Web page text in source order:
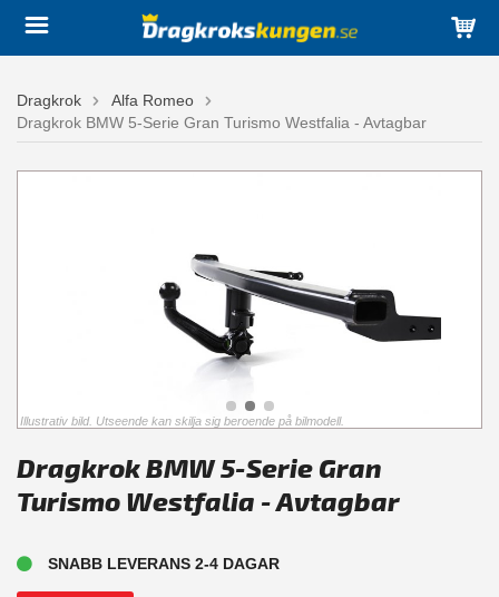
Dragkrok
Alfa Romeo
Dragkrok BMW 5-Serie Gran Turismo Westfalia - Avtagbar
Illustrativ bild. Utseende kan skilja sig beroende på bilmodell.
Dragkrok BMW 5-Serie Gran
Turismo Westfalia - Avtagbar
SNABB LEVERANS 2-4 DAGAR